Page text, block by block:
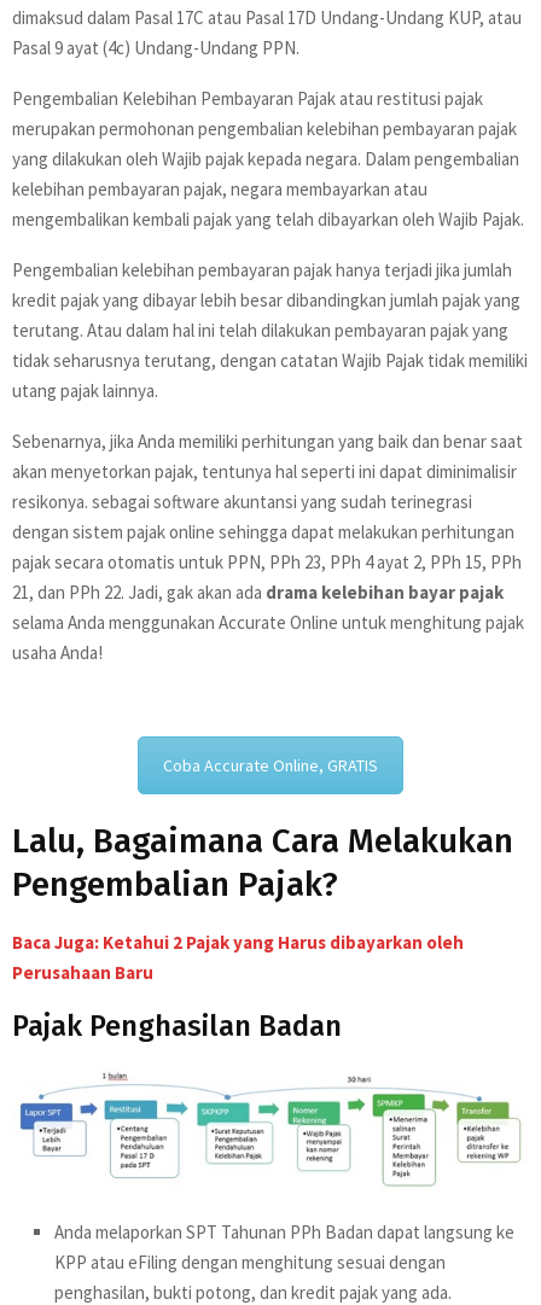
dimaksud dalam Pasal 17C atau Pasal 17D Undang-Undang KUP, atau
Pasal 9 ayat (4c) Undang-Undang PPN.
Pengembalian Kelebihan Pembayaran Pajak atau restitusi pajak
merupakan permohonan pengembalian kelebihan pembayaran pajak
yang dilakukan oleh Wajib pajak kepada negara. Dalam pengembalian
kelebihan pembayaran pajak, negara membayarkan atau
mengembalikan kembali pajak yang telah dibayarkan oleh Wajib Pajak.
Pengembalian kelebihan pembayaran pajak hanya terjadi jika jumlah
kredit pajak yang dibayar lebih besar dibandingkan jumlah pajak yang
terutang. Atau dalam hal ini telah dilakukan pembayaran pajak yang
tidak seharusnya terutang, dengan catatan Wajib Pajak tidak memiliki
utang pajak lainnya.
Sebenarnya, jika Anda memiliki perhitungan yang baik dan benar saat
akan menyetorkan pajak, tentunya hal seperti ini dapat diminimalisir
resikonya. sebagai software akuntansi yang sudah terinegrasi
dengan sistem pajak online sehingga dapat melakukan perhitungan
pajak secara otomatis untuk PPN, PPh 23, PPh 4 ayat 2, PPh 15, PPh
21, dan PPh 22. Jadi, gak akan ada drama kelebihan bayar pajak
selama Anda menggunakan Accurate Online untuk menghitung pajak
usaha Anda!
Coba Accurate Online, GRATIS
Lalu, Bagaimana Cara Melakukan
Pengembalian Pajak?
Baca Juga: Ketahui 2 Pajak yang Harus dibayarkan oleh
Perusahaan Baru
Pajak Penghasilan Badan
Anda melaporkan SPT Tahunan PPh Badan dapat langsung ke
KPP atau eFiling dengan menghitung sesuai dengan
penghasilan, bukti potong, dan kredit pajak yang ada.